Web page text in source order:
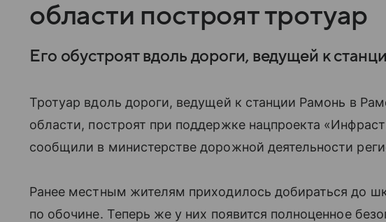
области построят тротуар
Его обустроят вдоль дороги, ведущей к
Тротуар вдоль дороги, ведущей к станции Рамонь в
области, построят при поддержке нацпроекта
сообщили в министерстве дорожной деятельности
Ранее местным жителям приходилось добираться до
по обочине. Теперь же у них появится полноценное